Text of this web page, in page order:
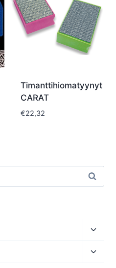
Timanttihiomatyynyt
CARAT
€22,32
Haku
menu